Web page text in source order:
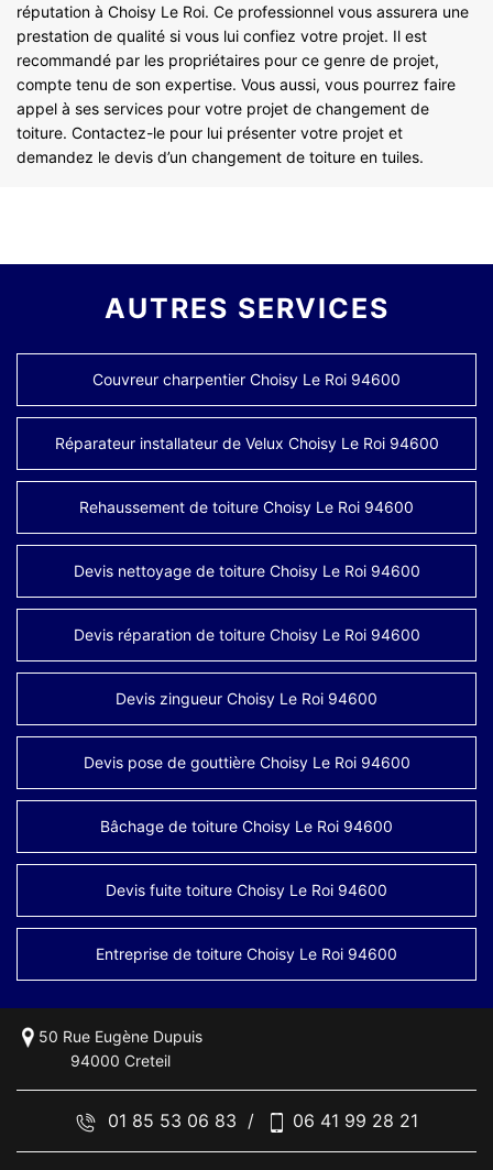
réputation à Choisy Le Roi. Ce professionnel vous assurera une
prestation de qualité si vous lui confiez votre projet. Il est
recommandé par les propriétaires pour ce genre de projet,
compte tenu de son expertise. Vous aussi, vous pourrez faire
appel à ses services pour votre projet de changement de
toiture. Contactez-le pour lui présenter votre projet et
demandez le devis d’un changement de toiture en tuiles.
AUTRES SERVICES
Couvreur charpentier Choisy Le Roi 94600
Réparateur installateur de Velux Choisy Le Roi 94600
Rehaussement de toiture Choisy Le Roi 94600
Devis nettoyage de toiture Choisy Le Roi 94600
Devis réparation de toiture Choisy Le Roi 94600
Devis zingueur Choisy Le Roi 94600
Devis pose de gouttière Choisy Le Roi 94600
Bâchage de toiture Choisy Le Roi 94600
Devis fuite toiture Choisy Le Roi 94600
Entreprise de toiture Choisy Le Roi 94600
50 Rue Eugène Dupuis
94000 Creteil
01 85 53 06 83 / 06 41 99 28 21